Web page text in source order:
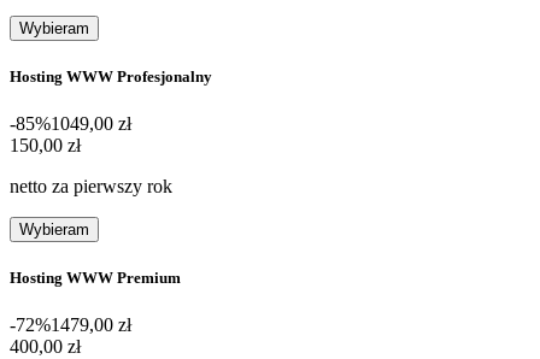
Wybieram
Hosting WWW Profesjonalny
-85%1049,00 zł
150,00 zł
150,00 zł
netto za pierwszy rok
Wybieram
Hosting WWW Premium
-72%1479,00 zł
400,00 zł
400,00 zł